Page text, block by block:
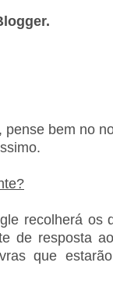
bem no
recolherá os
de resposta
que